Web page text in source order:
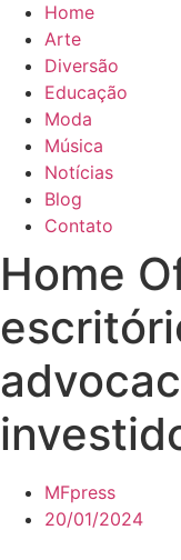
Home
Arte
Diversão
Educação
Moda
Música
Notícias
Blog
Contato
Home
MFpress
20/01/2024